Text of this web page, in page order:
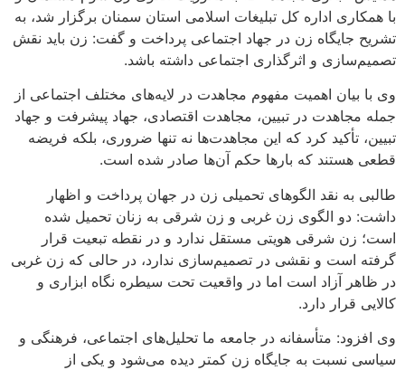
اداره کل تبلیغات اسلامی استان سمنان برگزار شد، به
زن در جهاد اجتماعی پرداخت و گفت: زن باید نقش
و اثرگذاری اجتماعی داشته باشد.
اهمیت مفهوم مجاهدت در لایه‌های مختلف اجتماعی از
در تبیین، مجاهدت اقتصادی، جهاد پیشرفت و جهاد
کرد که این مجاهدت‌ها نه تنها ضروری، بلکه فریضه
که بارها حکم آن‌ها صادر شده است.
نقد الگوهای تحمیلی زن در جهان پرداخت و اظهار
الگوی زن غربی و زن شرقی به زنان تحمیل شده
شرقی هویتی مستقل ندارد و در نقطه تبعیت قرار
و نقشی در تصمیم‌سازی ندارد، در حالی که زن غربی
آزاد است اما در واقعیت تحت سیطره نگاه ابزاری و
دارد.
متأسفانه در جامعه ما تحلیل‌های اجتماعی، فرهنگی و
به جایگاه زن کمتر دیده می‌شود و یکی از